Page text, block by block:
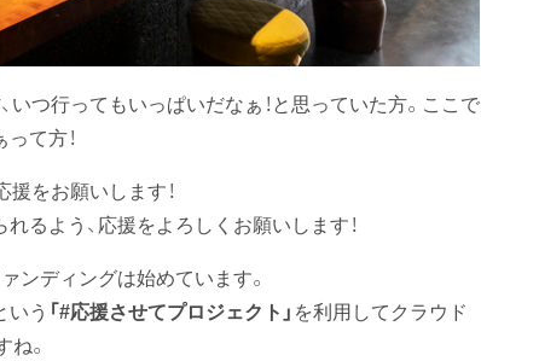
いつ行ってもいっぱいだなぁ！と思っていた方。ここで
て方！
援をお願いします！
るよう、応援をよろしくお願いします！
ンディングは始めています。
う 「#応援させてプロジェクト」 を利用してクラウド
。